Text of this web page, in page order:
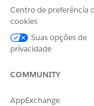
Crie uma
representar com
ano. Nesse ano,
acadêmica
Centro de preferência
cookies
Suas opções de
privacidade
COMMUNITY
AppExchange